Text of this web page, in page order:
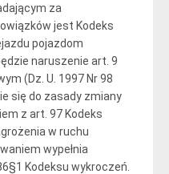
za
jest Kodeks
pojazdom
naruszenie art. 9
(Dz. U. 1997 Nr 98
się do zasady zmiany
z art. 97 Kodeks
w ruchu
wypełnia
Kodeksu wykroczeń.